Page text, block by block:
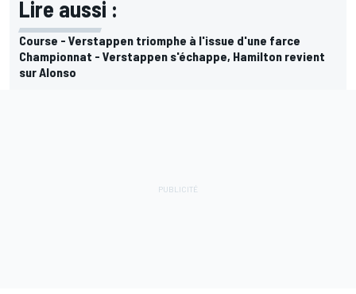
Lire aussi :
Course - Verstappen triomphe à l'issue d'une farce
Championnat - Verstappen s'échappe, Hamilton revient
sur Alonso